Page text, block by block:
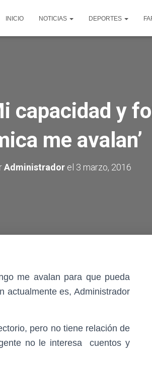
INICIO NOTICIAS DEPORTES
capacidad y
me avalan’
Administradorel 3 marzo, 2016
me avalan para que pueda
actualmente es, Administrador
pero no tiene relación de
no le interesa cuentos y